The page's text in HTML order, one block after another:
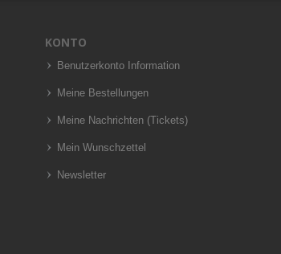
KONTO
Benutzerkonto Information
Meine Bestellungen
Meine Nachrichten (Tickets)
Mein Wunschzettel
Newsletter